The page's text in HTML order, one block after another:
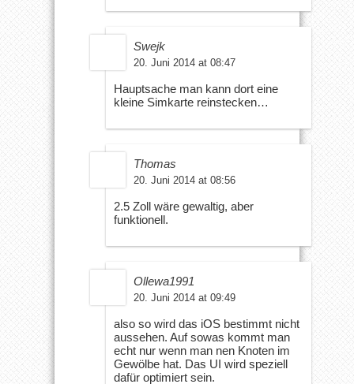
Swejk
20. Juni 2014 at 08:47
Hauptsache man kann dort eine
kleine Simkarte reinstecken…
Thomas
20. Juni 2014 at 08:56
2.5 Zoll wäre gewaltig, aber
funktionell.
Ollewa1991
20. Juni 2014 at 09:49
also so wird das iOS bestimmt nicht
aussehen. Auf sowas kommt man
echt nur wenn man nen Knoten im
Gewölbe hat. Das UI wird speziell
dafür optimiert sein.